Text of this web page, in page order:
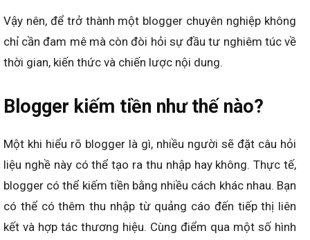
Vậy nên, để trở thành một blogger chuyên nghiệp không
chỉ cần đam mê mà còn đòi hỏi sự đầu tư nghiêm túc về
thời gian, kiến thức và chiến lược nội dung.
Blogger kiếm tiền như thế nào?
Một khi hiểu rõ blogger là gì, nhiều người sẽ đặt câu hỏi
liệu nghề này có thể tạo ra thu nhập hay không. Thực tế,
blogger có thể kiếm tiền bằng nhiều cách khác nhau. Bạn
có thể có thêm thu nhập từ quảng cáo đến tiếp thị liên
kết và hợp tác thương hiệu. Cùng điểm qua một số hình